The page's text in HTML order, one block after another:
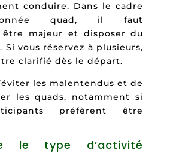
conduire. Dans le cadre
quad, il faut
être majeur et disposer du
Si vous réservez à plusieurs,
clarifié dès le départ.
les malentendus et de
les quads, notamment si
préfèrent être
le type d’activité